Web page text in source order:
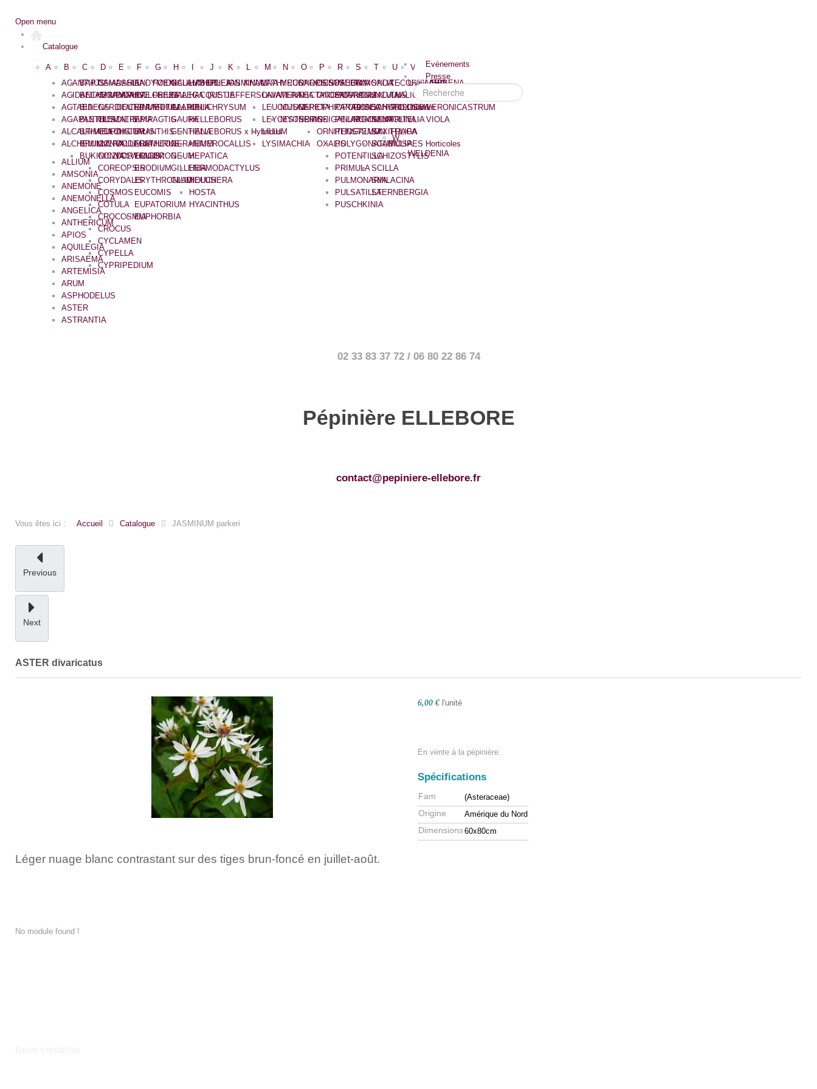
Open menu
Catalogue
A
ACANTHUS
ACIDANTHERA
ACTAEA
AGAPANTHUS
ALCALTHAEA
ALCHEMILLA
ALLIUM
AMSONIA
ANEMONE
ANEMONELLA
ANGELICA
ANTHERICUM
APIOS
AQUILEGIA
ARISAEMA
ARTEMISIA
ARUM
ASPHODELUS
ASTER
ASTRANTIA
B
BAPTISIA
BELAMCANDA
BIDENS
BLETILLA
BRIMEURA
BRUNNERA
BUKINICZIA
C
CAMASSIA
CAMPANULA
CARDIOCRINUM
CLEMATIS
COLCHICUM
CONVALLARIA
CONVOLVULLUS
COREOPSIS
CORYDALIS
COSMOS
COTULA
CROCOSMIA
CROCUS
CYCLAMEN
CYPELLA
CYPRIPEDIUM
D
DAHLIA
DAPHNE
DEUTZIA
DIERAMA
DIGITALIS
DODECATHEON
DORYCNIUM
E
ENDYMION
EPILOBIUM
EPIMEDIUM
EPIPACTIS
ERANTHIS
EREMURUS
ERIGERON
ERODIUM
ERYTHRONIUM
EUCOMIS
EUPATORIUM
EUPHORBIA
F
FOENICULUM
FREESIA
FRITILLARIA
G
GALANTHUS
GALEGA
GALTONIA
GAURA
GENTIANA
GERANIUM
GEUM
GILLENIA
GLADIOLUS
H
HABERLEA
HACQUETIA
HELICHRYSUM
HELLEBORUS
HELLEBORUS x Hybridus
HEMEROCALLIS
HEPATICA
HERMODACTYLUS
HEUCHERA
HOSTA
HYACINTHUS
I
IPHEION
IRIS
J
JASMINUM
JEFFERSONIA
K
KNAUTIA
L
LATHYRUS
LAVATERA
LEUCOJUM
LEYCESTERIA
LILIUM
LYSIMACHIA
M
MECONOPSIS
MENTHA
MUSCARI
MYOSOTIS
N
NARCISSUS
NECTAROSCORDUM
NEPETA
NERINE
O
OENOTHERA
ONOSMA
OPHIOPOGON
ORIGANUM
ORNITHOGALUM
OXALIS
P
PAEONIA
PAPAVER
PARADISEA
PELARGONIUM
PENSTEMON
POLYGONATUM
POTENTILLA
PRIMULA
PULMONARIA
PULSATILLA
PUSCHKINIA
R
RAMONDA
RANUNCULUS
RHODOHYPOXIS
ROMNEYA
S
SALIX
SALVIA
SANGUISORBA
SANTOLINA
SAXIFRAGA
SCABIOSA
SCHIZOSTYLIS
SCILLA
SMILACINA
STERNBERGIA
T
TECOPHILAEA
THALICTRUM
TRILLIUM
TRITELIA
TULIPA
TULIPES Horticoles
U
UVULARIA
V
VERBENA
VERONICA
VERONICASTRUM
VIOLA
W
WELDENIA
Evènements
Presse
Recherche
Jardin
02 33 83 37 72 / 06 80 22 86 74
Pépinière ELLEBORE
contact@pepiniere-ellebore.fr
Vous êtes ici : Accueil Catalogue JASMINUM parkeri
Previous
Next
ASTER divaricatus
6,00 € l'unité
En vente à la pépinière.
Spécifications
Fam (Asteraceae)
Origine Amérique du Nord
Dimensions60x80cm
Léger nuage blanc contrastant sur des tiges brun-foncé en juillet-août.
No module found !